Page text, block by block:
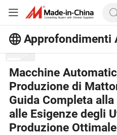
Approfondimenti
Approfondimenti
Visualizza altro
Macchine
Produzione di
Guida Completa
alle Esigenze degli
Produzione Ottimale